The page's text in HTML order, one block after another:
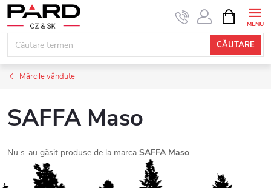
Treci
conținut
CĂUTARE
COŞ
DE
Mărcile vândute
SAFFA Maso
Nu s-au găsit produse de la marca SAFFA Maso...